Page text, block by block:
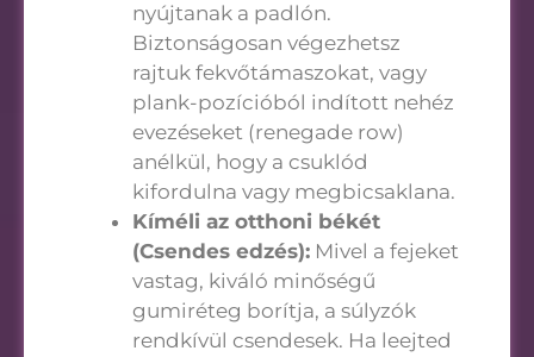
nyújtanak a padlón.
Biztonságosan végezhetsz
rajtuk fekvőtámaszokat, vagy
plank-pozícióból indított nehéz
evezéseket (renegade row)
anélkül, hogy a csuklód
kifordulna vagy megbicsaklana.
Kíméli az otthoni békét
(Csendes edzés): Mivel a fejeket
vastag, kiváló minőségű
gumiréteg borítja, a súlyzók
rendkívül csendesek. Ha leejted